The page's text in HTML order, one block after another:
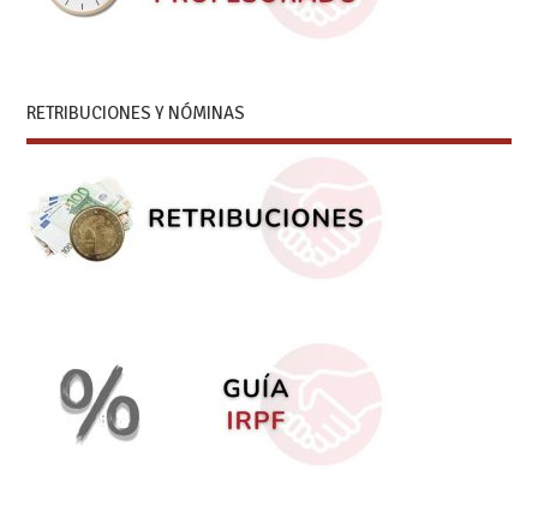
RETRIBUCIONES Y NÓMINAS